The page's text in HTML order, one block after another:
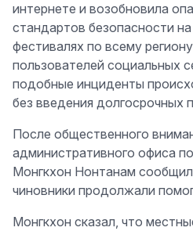
интернете и возобновила
стандартов безопасности
фестивалях по всему
пользователей социальных
подобные инциденты
без введения долгосрочных
После общественного
административного офиса
Монгкхон Нонтанам
чиновники продолжали
Монгкхон сказал, что